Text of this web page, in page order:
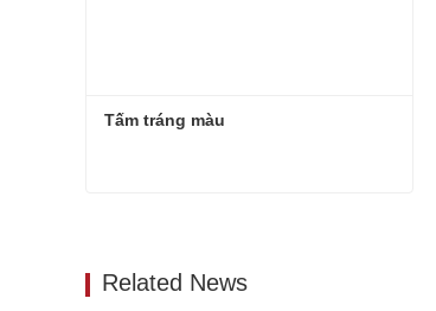
Tấm tráng màu
Related News